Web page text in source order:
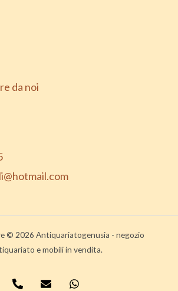
da noi
© 2026 Antiquariatogenusia - negozio
e mobili in vendita.